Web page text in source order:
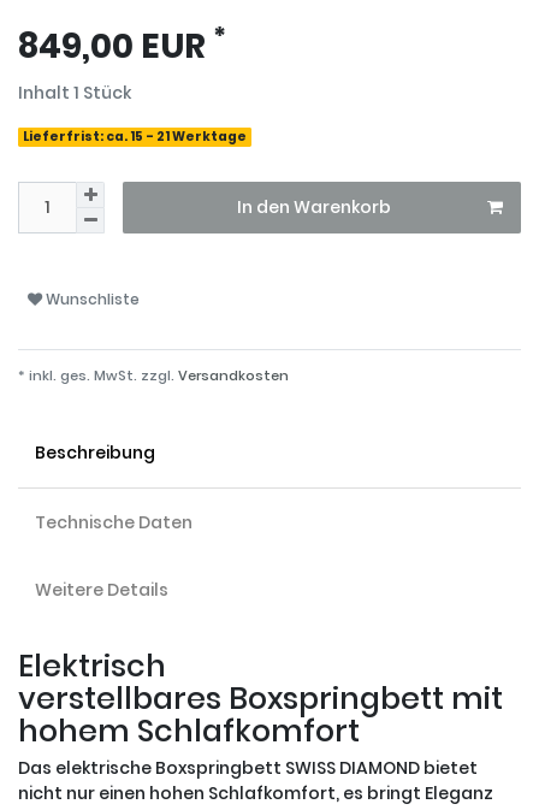
849,00 EUR *
Inhalt 1 Stück
Lieferfrist: ca. 15 - 21 Werktage
In den Warenkorb
Wunschliste
* inkl. ges. MwSt. zzgl. Versandkosten
Beschreibung
Technische Daten
Weitere Details
Elektrisch
verstellbares Boxspringbett mit
hohem Schlafkomfort
Das elektrische Boxspringbett SWISS DIAMOND bietet
nicht nur einen hohen Schlafkomfort, es bringt Eleganz